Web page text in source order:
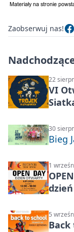
Zaobserwuj nas!
22
VI
30
Bieg
1
5
Back